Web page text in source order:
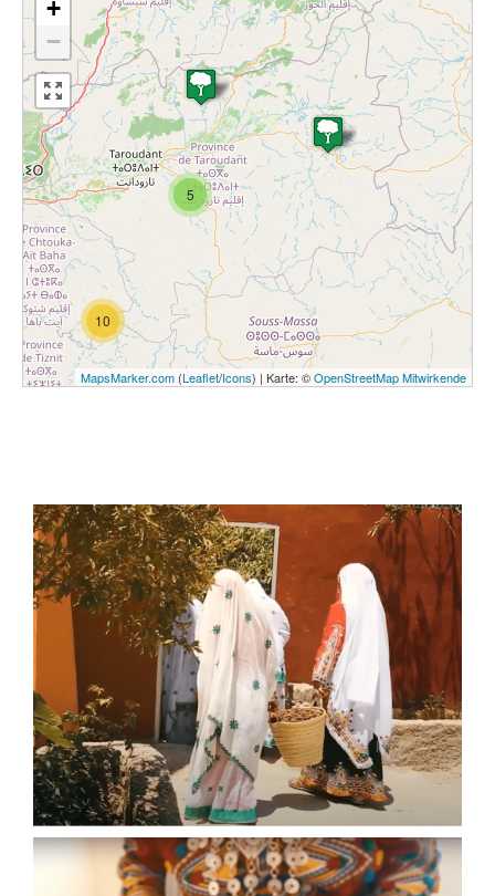
5
10
+
−
MapsMarker.com (Leaflet/Icons) | Karte: ©OpenStreetMap Mitwirkende